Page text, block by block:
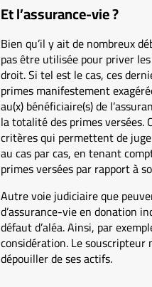
Et l’assurance-vie ?
Bien qu’il y ait de nombreux
pas être utilisée pour priver
droit. Si tel est le cas, ces
primes manifestement
au(x) bénéficiaire(s) de
la totalité des primes versées.
critères qui permettent de
au cas par cas, en tenant
primes versées par rapport à
Autre voie judiciaire que
d’assurance-vie en donation
défaut d’aléa. Ainsi, par
considération. Le souscripteur
dépouiller de ses actifs.